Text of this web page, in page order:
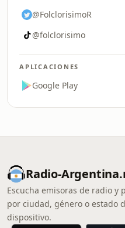
@FolclorisimoR
@folclorisimo
APLICACIONES
Google Play
Radio-
Escucha emisoras de radio y
por ciudad, género o
dispositivo.